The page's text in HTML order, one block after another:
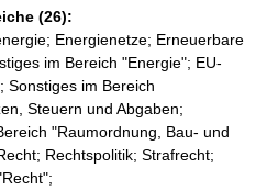
(26):
Energienetze; Erneuerbare
im Bereich "Energie"; EU-
Sonstiges im Bereich
Steuern und Abgaben;
"Raumordnung, Bau- und
Rechtspolitik; Strafrecht;